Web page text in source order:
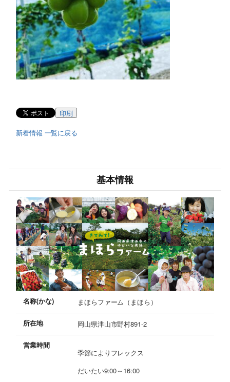
印刷
新着情報 一覧に戻る
基本情報
名称(かな) まほらファーム（まほら）
所在地 岡山県津山市野村891-2
営業時間
季節によりフレックス
だいたい9:00～16:00